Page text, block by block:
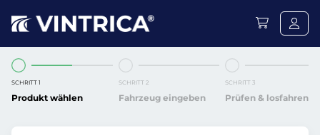
SCHRITT 1
Produkt wählen
SCHRITT 2
Fahrzeug eingeben
SCHRITT 3
Prüfen & losfahren